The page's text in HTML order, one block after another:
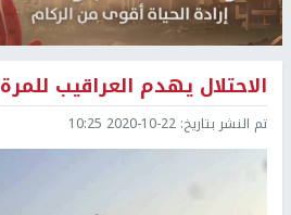
الاحتلال يهدم العراقيب للمرة 179
تم النشر بتاريخ: 2020-10-22 10:25